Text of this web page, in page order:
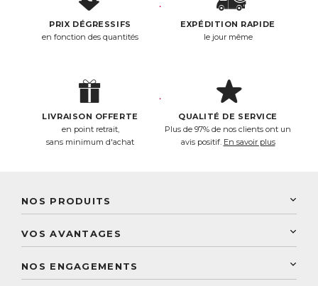
PRIX DÉGRESSIFS
en fonction des quantités
EXPÉDITION RAPIDE
le jour même
LIVRAISON OFFERTE
en point retrait,
sans minimum d'achat
QUALITÉ DE SERVICE
Plus de 97% de nos clients ont un
avis positif. En savoir plus
NOS PRODUITS
Laboratoire Landais
Découvrez le catalogue
VOS AVANTAGES
NOS ENGAGEMENTS